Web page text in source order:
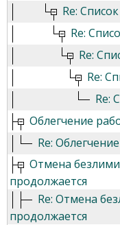
Re:
Re:
Re:
Re:
Re:
Облегчение
Re:
Отмена
продолжается
Re: Отмена
продолжается